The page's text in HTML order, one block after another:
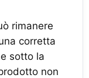
rimanere
corretta
sotto la
non